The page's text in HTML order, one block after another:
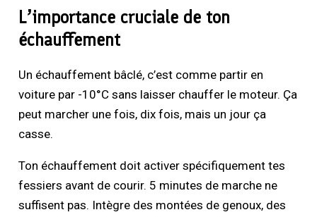
L’importance cruciale de ton
échauffement
Un échauffement bâclé, c’est comme partir en
voiture par -10°C sans laisser chauffer le moteur. Ça
peut marcher une fois, dix fois, mais un jour ça
casse.
Ton échauffement doit activer spécifiquement tes
fessiers avant de courir. 5 minutes de marche ne
suffisent pas. Intègre des montées de genoux, des